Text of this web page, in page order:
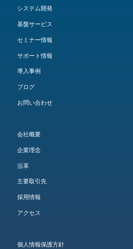
システム開発
基盤サービス
セミナー情報
サポート情報
導入事例
ブログ
お問い合わせ
会社概要
企業理念
沿革
主要取引先
採用情報
アクセス
個人情報保護方針